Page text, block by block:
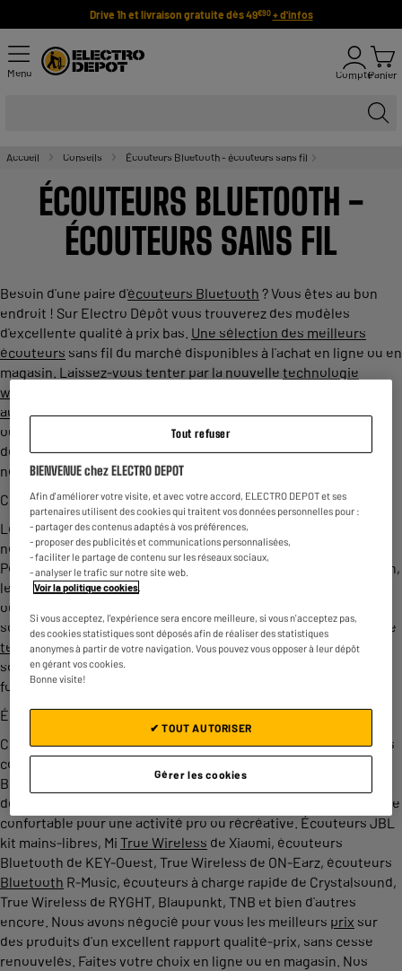
Drive 1h et livraison gratuite dès 49€90 + d'infos
Menu ComptePanier
Accueil Conseils Écouteurs Bluetooth - écouteurs sans fil
ÉCOUTEURS BLUETOOTH -
ÉCOUTEURS SANS FIL
Besoin d'une paire d'écouteurs Bluetooth ? Vous êtes au bon
endroit ! Sur Electro Dépôt vous trouverez des modèles
d'excellente qualité à prix bas. Une sélection des meilleurs
écouteurs sans fil du marché disponibles à l'achat en ligne ou en
magasin. Laissez-vous tenter par la nouvelle technologie
wireless
audiodu moment. Écoutez votre musique dans les transports
ou pendant votre séance de sport. Quelle que soit l'utilisation
désirée, offrez à vos oreilles une qualité sonore sans fausse
note.
Choisir ses écouteurs true wireless
Les airpods d’Applesont souvent les premiers écouteurs qui
nous viennent à l'esprit en matièred'écouteurs sans fil
Pourtant, lagamme de casques sans fil
est immense. Le design,
le poids, l'autonomie, l'étui, le tour de cou, le
ou le support du
sont pas équipés des systèmes de réduction active de bruit, de
tempsdechargeoptimisé, d’étanchéité à l'eau, d'une qualité
sonore impeccable, etc. Selon vos besoins, étudiez les
fonctionnalités de chacun avant de faire votre choix.
Écouteurs sans fil ELECTRO DEPOT
Chez ELECTRO DEPOT, nos experts se feront un plaisir de vous
conseiller si vous n'êtes pas sûr du modèle d'écouteurs true
Bluetooth qu'il vous faut. En dehors des
découvrez notre large choix de casques,
et oreillette
confortable pour une activité pro ou récréative. Écouteurs JBL
kit mains-libres, Mi True Wireless de Xiaomi, écouteurs
Bluetooth de KEY-Ouest, True Wireless de ON-Earz, écouteurs
Bluetooth R-Music, écouteurs à charge rapide de Crystalsound,
True Wireless de RYGHT, Blaupunkt, TNB et bien d'autres
encore. Nous avons négocié pour vous les meilleurs prix sur
des produits d'un excellent rapport qualité-prix, sans cesse
renouvelés. Faites votre choix en ligne ou en magasin. Nos
Tout refuser
BIENVENUE chez ELECTRO DEPOT
Afin d'améliorer votre visite, et avec votre accord, ELECTRO DEPOT et ses
partenaires utilisent des cookies qui traitent vos données personnelles pour :
- partager des contenus adaptés à vos préférences,
- proposer des publicités et communications personnalisées,
- faciliter le partage de contenu sur les réseaux sociaux,
- analyser le trafic sur notre site web.
Voir la politique cookies.
Si vous acceptez, l'expérience sera encore meilleure, si vous n'acceptez pas,
des cookies statistiques sont déposés afin de réaliser des statistiques
anonymes à partir de votre navigation. Vous pouvez vous opposer à leur dépôt
en gérant vos cookies.
Bonne visite!
Gérer les cookies
✔ TOUT AUTORISER